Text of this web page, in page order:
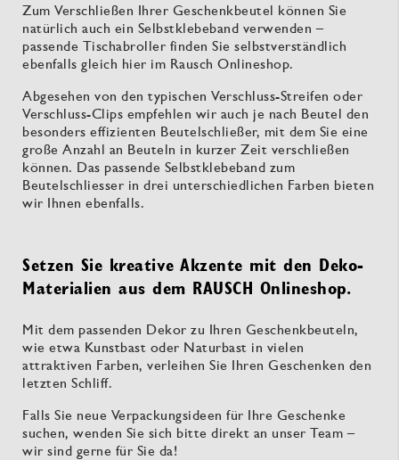
Zum Verschließen Ihrer Geschenkbeutel können Sie
natürlich auch ein Selbstklebeband verwenden –
passende Tischabroller finden Sie selbstverständlich
ebenfalls gleich hier im Rausch Onlineshop.
Abgesehen von den typischen Verschluss-Streifen oder
Verschluss-Clips empfehlen wir auch je nach Beutel den
besonders effizienten Beutelschließer, mit dem Sie eine
große Anzahl an Beuteln in kurzer Zeit verschließen
können. Das passende Selbstklebeband zum
Beutelschliesser in drei unterschiedlichen Farben bieten
wir Ihnen ebenfalls.
Setzen Sie kreative Akzente mit den Deko-
Materialien aus dem RAUSCH Onlineshop.
Mit dem passenden Dekor zu Ihren Geschenkbeuteln,
wie etwa Kunstbast oder Naturbast in vielen
attraktiven Farben, verleihen Sie Ihren Geschenken den
letzten Schliff.
Falls Sie neue Verpackungsideen für Ihre Geschenke
suchen, wenden Sie sich bitte direkt an unser Team –
wir sind gerne für Sie da!